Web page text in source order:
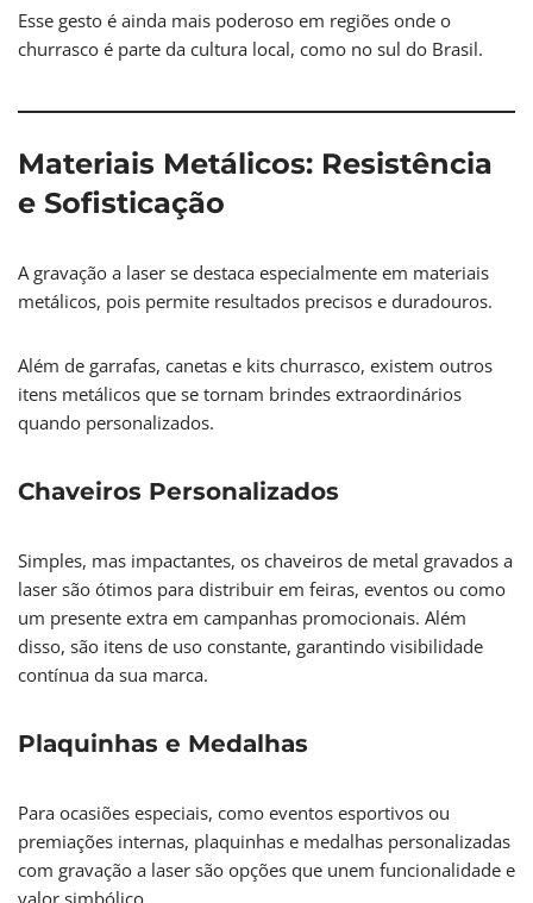
Esse gesto é ainda mais poderoso em regiões onde o
churrasco é parte da cultura local, como no sul do Brasil.
Materiais Metálicos: Resistência
e Sofisticação
A gravação a laser se destaca especialmente em materiais
metálicos, pois permite resultados precisos e duradouros.
Além de garrafas, canetas e kits churrasco, existem outros
itens metálicos que se tornam brindes extraordinários
quando personalizados.
Chaveiros Personalizados
Simples, mas impactantes, os chaveiros de metal gravados a
laser são ótimos para distribuir em feiras, eventos ou como
um presente extra em campanhas promocionais. Além
disso, são itens de uso constante, garantindo visibilidade
contínua da sua marca.
Plaquinhas e Medalhas
Para ocasiões especiais, como eventos esportivos ou
premiações internas, plaquinhas e medalhas personalizadas
com gravação a laser são opções que unem funcionalidade e